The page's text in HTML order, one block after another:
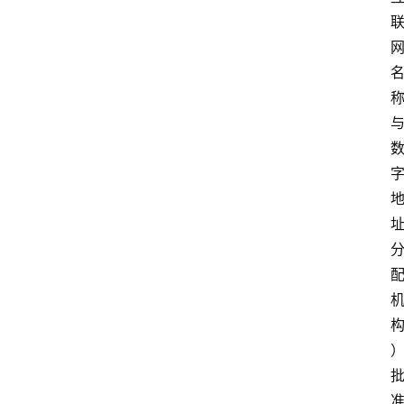
联
网
名
称
与
数
字
地
址
分
配
机
构
）
批
准